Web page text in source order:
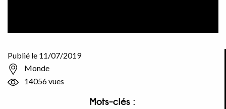
Publié le 11/07/2019
Monde
14056 vues
Mots-clés :